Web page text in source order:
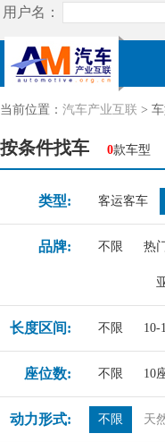
当前位置： 汽车产业互联 >
按条件找车 0款车型
类型: 客运客车
品牌: 不限 热
长度区间: 不限 10-
座位数: 不限 10
动力形式: 不限 天